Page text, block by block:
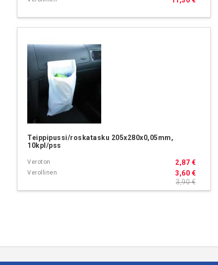
Teippipussi/roskatasku 205x280x0,05mm,
10kpl/pss
3,60 €
2,87 €
3,90 €